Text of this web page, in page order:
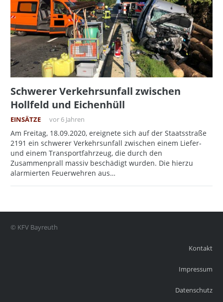
Schwerer Verkehrsunfall zwischen
Hollfeld und Eichenhüll
EINSÄTZE vor 6 Jahren
Am Freitag, 18.09.2020, ereignete sich auf der Staatsstraße
2191 ein schwerer Verkehrsunfall zwischen einem Liefer-
und einem Transportfahrzeug, die durch den
Zusammenprall massiv beschädigt wurden. Die hierzu
alarmierten Feuerwehren aus…
© KFV Bayreuth
Kontakt
Impressum
Datenschutz